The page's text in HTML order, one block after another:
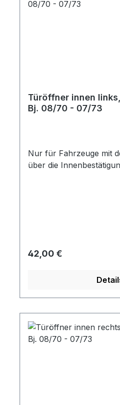
Türöffner innen
Bj. 08/70 - 07/73
Nur für Fahrzeuge mit
über die
Regulärer Preis:
42,00 €